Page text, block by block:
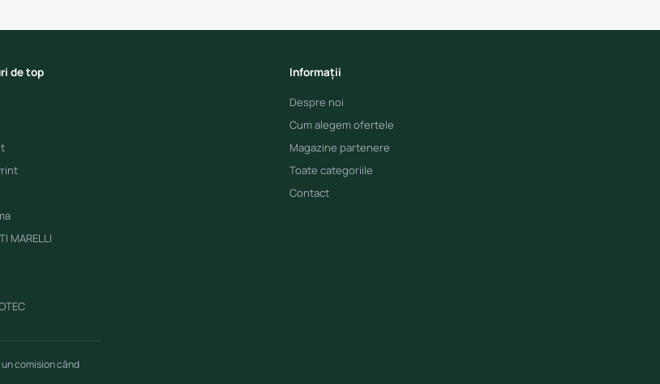
de top
MARELLI
Informații
Despre noi
Cum alegem ofertele
Magazine partenere
Toate categoriile
Contact
comision când